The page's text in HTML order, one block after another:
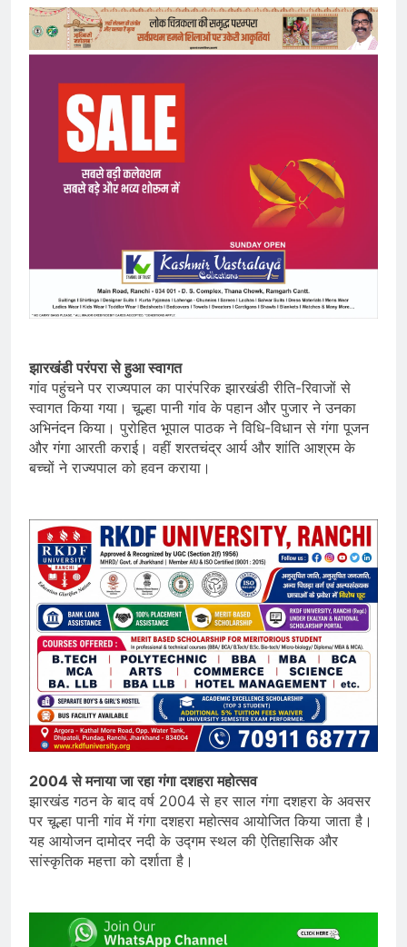
झारखंडी परंपरा से हुआ स्वागत
गांव पहुंचने पर राज्यपाल का पारंपरिक झारखंडी रीति-रिवाजों से
स्वागत किया गया। चूल्हा पानी गांव के पहान और पुजार ने उनका
अभिनंदन किया। पुरोहित भूपाल पाठक ने विधि-विधान से गंगा पूजन
और गंगा आरती कराई। वहीं शरतचंद्र आर्य और शांति आश्रम के
बच्चों ने राज्यपाल को हवन कराया।
2004 से मनाया जा रहा गंगा दशहरा महोत्सव
झारखंड गठन के बाद वर्ष 2004 से हर साल गंगा दशहरा के अवसर
पर चूल्हा पानी गांव में गंगा दशहरा महोत्सव आयोजित किया जाता है।
यह आयोजन दामोदर नदी के उद्गम स्थल की ऐतिहासिक और
सांस्कृतिक महत्ता को दर्शाता है।